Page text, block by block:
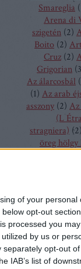
of your personal
opt-out
processed you may
by us or
separately opt-out
IAB’s list of
Smareglia (
Arena di
szigetén (2)
Boito (2)
Cruz (2)
Grigorian (3
Az álarcosbál (
(1) Az arab
asszony (2)
(L
stragniera) (2)
öreg hölgy
fából faragott
A hallgatag
holtak
kaméliás